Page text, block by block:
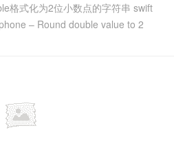
格式化为2位小数点的字符串 swift
– Round double value to 2